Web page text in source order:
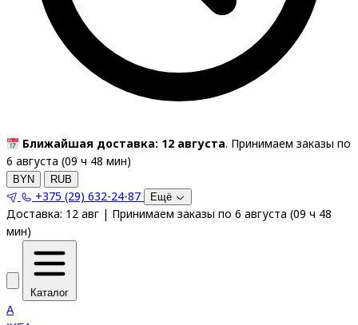
Ближайшая доставка: 12 августа. Принимаем заказы по
6 августа (09 ч 48 мин)
BYN RUB
+375 (29) 632-24-87 Ещё
Доставка: 12 авг | Принимаем заказы по 6 августа (09 ч 48
мин)
Каталог
A